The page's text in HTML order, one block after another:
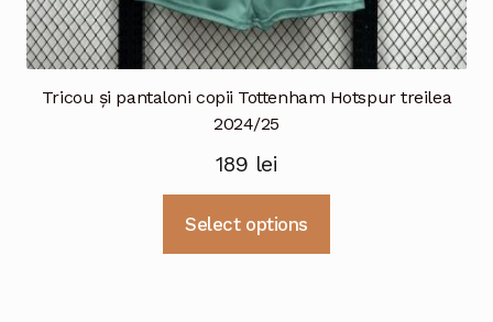
Tricou și pantaloni copii Tottenham Hotspur treilea
2024/25
189 lei
Select options